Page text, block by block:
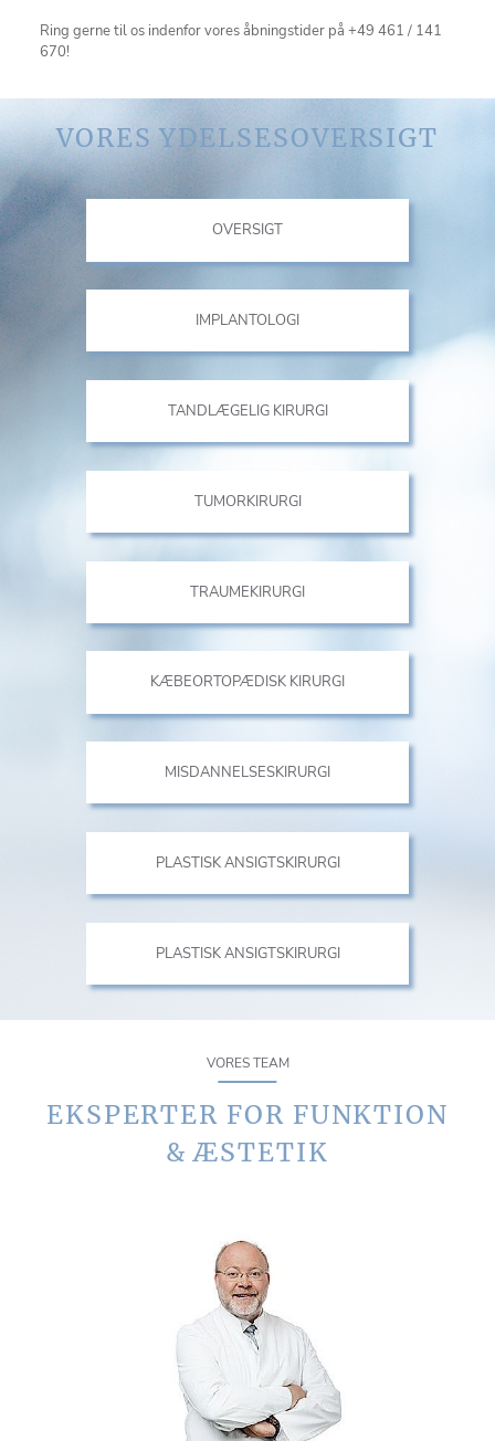
Ring gerne til os indenfor vores åbningstider på +49 461 / 141
670!
VORES YDELSESOVERSIGT
OVERSIGT
IMPLANTOLOGI
TANDLÆGELIG KIRURGI
TUMORKIRURGI
TRAUMEKIRURGI
KÆBEORTOPÆDISK KIRURGI
MISDANNELSESKIRURGI
PLASTISK ANSIGTSKIRURGI
PLASTISK ANSIGTSKIRURGI
VORES TEAM
EKSPERTER FOR FUNKTION
& ÆSTETIK